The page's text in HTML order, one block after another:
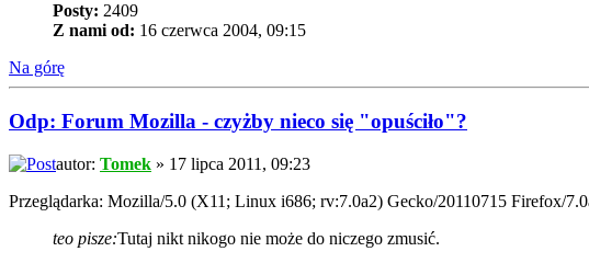
Posty: 2409
Z nami od: 16 czerwca 2004, 09:15
Na górę
Odp: Forum Mozilla - czyżby nieco się "opuściło"?
autor: Tomek » 17 lipca 2011, 09:23
Przeglądarka: Mozilla/5.0 (X11; Linux i686; rv:7.0a2) Gecko/20110715 Firefox/
teo pisze:Tutaj nikt nikogo nie może do niczego zmusić.